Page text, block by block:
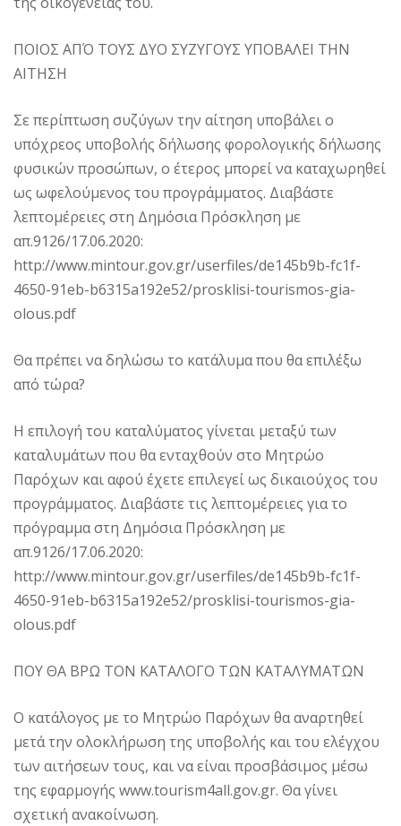
ΠΟΙΟΣ ΑΠΌ ΤΟΥΣ ΔΥΟ ΣΥΖΥΓΟΥΣ ΥΠΟΒΑΛΕΙ ΤΗΝ
ΑΙΤΗΣΗ
Σε περίπτωση συζύγων την αίτηση υποβάλει ο
υπόχρεος υποβολής δήλωσης φορολογικής δήλωσης
φυσικών προσώπων, ο έτερος μπορεί να καταχωρηθεί
ως ωφελούμενος του προγράμματος. Διαβάστε
λεπτομέρειες στη Δημόσια Πρόσκληση με
απ.9126/17.06.2020:
http://www.mintour.gov.gr/userfiles/de145b9b-fc1f-
4650-91eb-b6315a192e52/prosklisi-tourismos-gia-
olous.pdf
Θα πρέπει να δηλώσω το κατάλυμα που θα επιλέξω
από τώρα?
Η επιλογή του καταλύματος γίνεται μεταξύ των
καταλυμάτων που θα ενταχθούν στο Μητρώο
Παρόχων και αφού έχετε επιλεγεί ως δικαιούχος του
προγράμματος. Διαβάστε τις λεπτομέρειες για το
πρόγραμμα στη Δημόσια Πρόσκληση με
απ.9126/17.06.2020:
http://www.mintour.gov.gr/userfiles/de145b9b-fc1f-
4650-91eb-b6315a192e52/prosklisi-tourismos-gia-
olous.pdf
ΠΟΥ ΘΑ ΒΡΩ ΤΟΝ ΚΑΤΑΛΟΓΟ ΤΩΝ ΚΑΤΑΛΥΜΑΤΩΝ
Ο κατάλογος με το Μητρώο Παρόχων θα αναρτηθεί
μετά την ολοκλήρωση της υποβολής και του ελέγχου
των αιτήσεων τους, και να είναι προσβάσιμος μέσω
της εφαρμογής www.tourism4all.gov.gr. Θα γίνει
σχετική ανακοίνωση.